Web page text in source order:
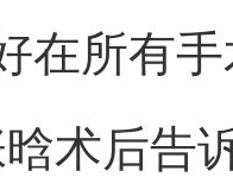
在所有
术后告